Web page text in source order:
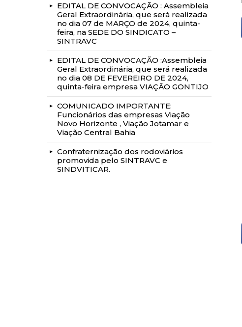
EDITAL DE CONVOCAÇÃO : Assembleia
Geral Extraordinária, que será realizada
no dia 07 de MARÇO de 2024, quinta-
feira, na SEDE DO SINDICATO –
SINTRAVC
EDITAL DE CONVOCAÇÃO :Assembleia
Geral Extraordinária, que será realizada
no dia 08 DE FEVEREIRO DE 2024,
quinta-feira empresa VIAÇÃO GONTIJO
COMUNICADO IMPORTANTE:
Funcionários das empresas Viação
Novo Horizonte , Viação Jotamar e
Viação Central Bahia
Confraternização dos rodoviários
promovida pelo SINTRAVC e
SINDVITICAR.